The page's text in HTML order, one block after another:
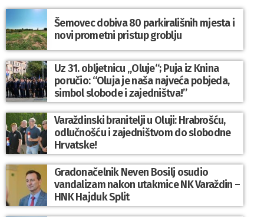
Šemovec dobiva 80 parkirališnih mjesta i
novi prometni pristup groblju
Uz 31. obljetnicu „Oluje“; Puja iz Knina
poručio: “Oluja je naša najveća pobjeda,
simbol slobode i zajedništva!”
Varaždinski branitelji u Oluji: Hrabrošću,
odlučnošću i zajedništvom do slobodne
Hrvatske!
Gradonačelnik Neven Bosilj osudio
vandalizam nakon utakmice NK Varaždin –
HNK Hajduk Split